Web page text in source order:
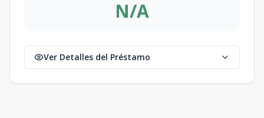
N/A
Ver Detalles del Préstamo